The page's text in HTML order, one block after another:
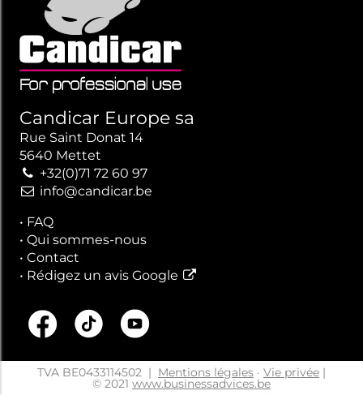
Candicar Europe sa
Rue Saint Donat 14
5640 Mettet
+32(0)71 72 60 97
info@candicar.be
• FAQ
• Qui sommes-nous
• Contact
• Rédigez un avis Google
TVA BE0433114502 | Mentions légales · Vie privée |
© 2021 www.businessadvices.be